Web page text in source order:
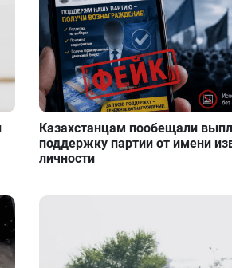
Казахстанцам пообещали
поддержку партии от имени
личности